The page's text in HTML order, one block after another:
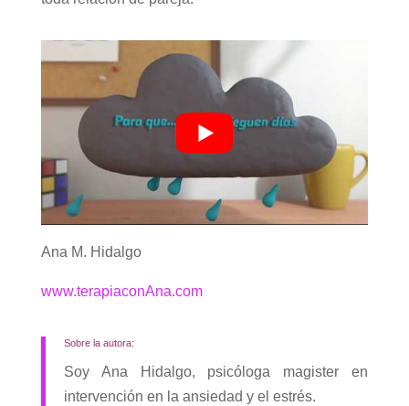
Ana M. Hidalgo
www.terapiaconAna.com
Sobre la autora:
Soy Ana Hidalgo, psicóloga magister en
intervención en la ansiedad y el estrés.